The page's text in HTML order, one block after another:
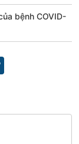
bệnh COVID-